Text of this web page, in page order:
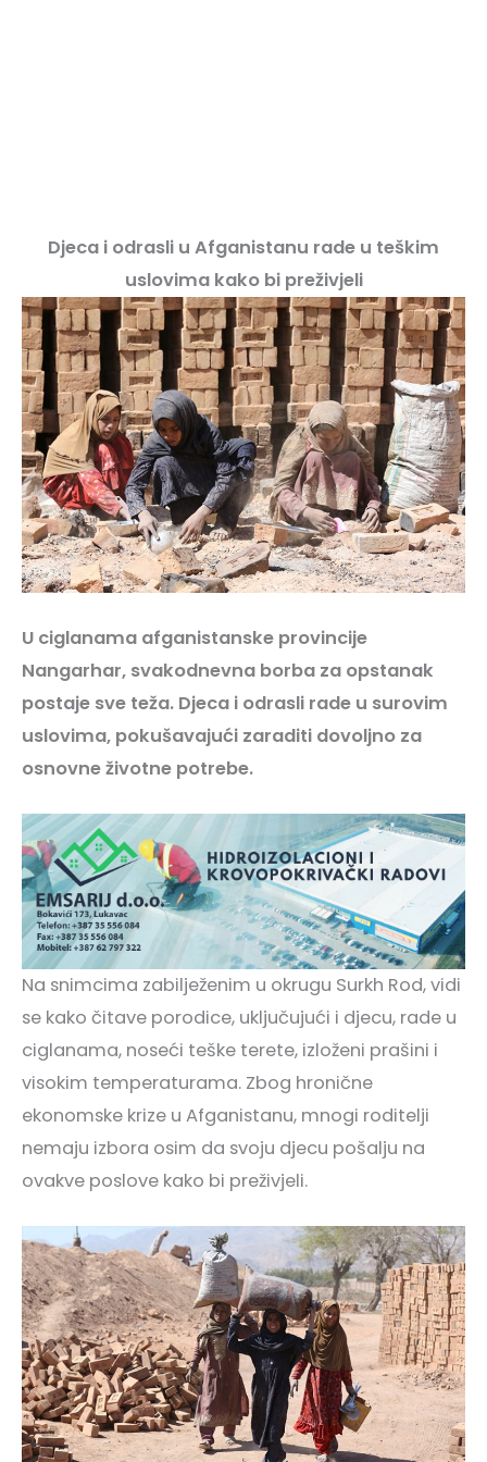
Djeca i odrasli u Afganistanu rade u teškim
uslovima kako bi preživjeli
U ciglanama afganistanske provincije
Nangarhar, svakodnevna borba za opstanak
postaje sve teža. Djeca i odrasli rade u surovim
uslovima, pokušavajući zaraditi dovoljno za
osnovne životne potrebe.
Na snimcima zabilježenim u okrugu Surkh Rod, vidi
se kako čitave porodice, uključujući i djecu, rade u
ciglanama, noseći teške terete, izloženi prašini i
visokim temperaturama. Zbog hronične
ekonomske krize u Afganistanu, mnogi roditelji
nemaju izbora osim da svoju djecu pošalju na
ovakve poslove kako bi preživjeli.